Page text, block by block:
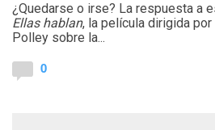
¿Quedarse o irse? La respuesta a
Ellas hablan, la película dirigida
Polley sobre la...
0